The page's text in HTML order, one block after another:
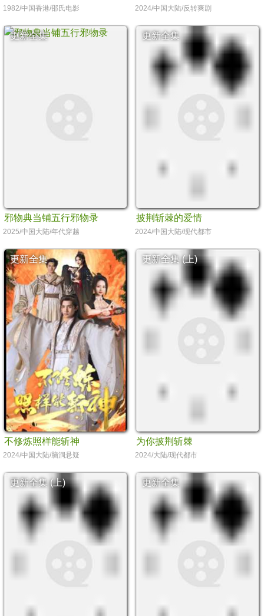
1982/中国香港/邵氏电影 2024/中国大陆/反转爽剧
更新全集
邪物典当铺五行邪物录
2025/中国大陆/年代穿越
更新全集
披荆斩棘的爱情
2024/中国大陆/现代都市
更新全集
不修炼照样能斩神
2024/中国大陆/脑洞悬疑
更新全集 (上)
为你披荆斩棘
2024/大陆/现代都市
更新全集 (上) 更新全集